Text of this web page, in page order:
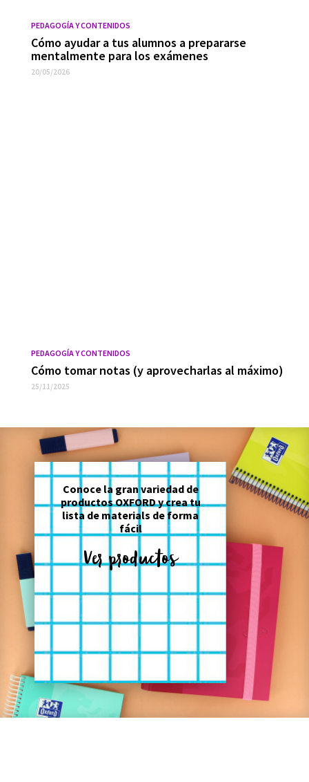
PEDAGOGÍA Y CONTENIDOS
Cómo ayudar a tus alumnos a prepararse
mentalmente para los exámenes
20/05/2026
PEDAGOGÍA Y CONTENIDOS
Cómo tomar notas (y aprovecharlas al máximo)
25/11/2025
Conoce la gran variedad de
productos OXFORD y crea tu
lista de materials de forma
fácil
Ver productos